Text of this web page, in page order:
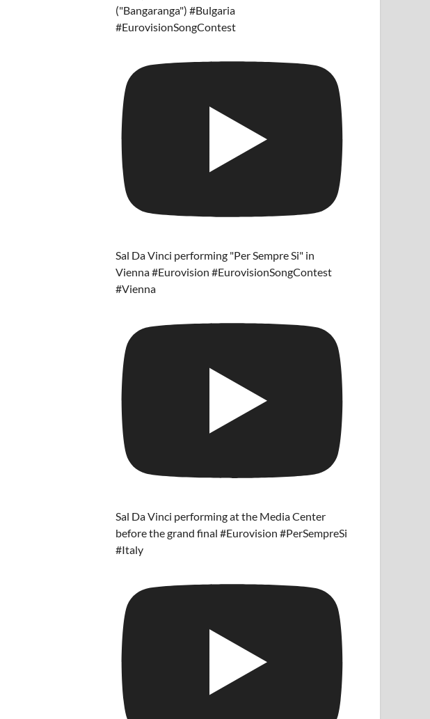
("Bangaranga") #Bulgaria
#EurovisionSongContest
Sal Da Vinci performing "Per Sempre Si" in
Vienna #Eurovision #EurovisionSongContest
#Vienna
Sal Da Vinci performing at the Media Center
before the grand final #Eurovision #PerSempreSi
#Italy